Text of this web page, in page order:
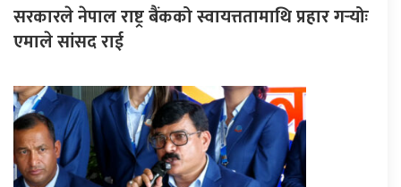
सरकारले नेपाल राष्ट्र बैंकको स्वायत्ततामाथि प्रहार गर्‍योः
एमाले सांसद राई